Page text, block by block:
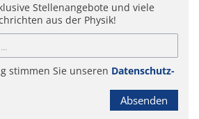
Stellenangebote und viele
aus der Physik!
stimmen Sie unseren Datenschutz-
Absenden